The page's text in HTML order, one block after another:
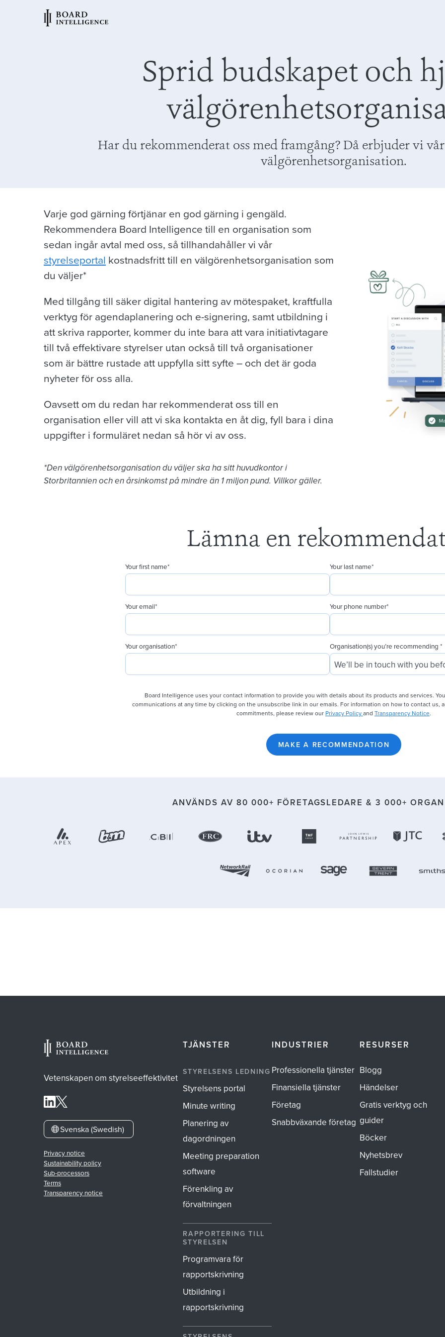
Sprid budskapet och
Har du rekommenderat oss med framgång? Då erbjuder vi
välgörenhetsorganisation.
Varje god gärning förtjänar en god gärning i gengäld.
Rekommendera Board Intelligence till en organisation som
sedan ingår avtal med oss, så tillhandahåller vi vår
styrelseportal kostnadsfritt till en välgörenhetsorganisation som
du väljer*
Med tillgång till säker digital hantering av mötespaket, kraftfulla
verktyg för agendaplanering och e-signering, samt utbildning i
att skriva rapporter, kommer du inte bara att vara initiativtagare
till två effektivare styrelser utan också till två organisationer
som är bättre rustade att uppfylla sitt syfte – och det är goda
nyheter för oss alla.
Oavsett om du redan har rekommenderat oss till en
organisation eller vill att vi ska kontakta en åt dig, fyll bara i dina
uppgifter i formuläret nedan så hör vi av oss.
*Den välgörenhetsorganisation du väljer ska ha sitt huvudkontor i
Storbritannien och en årsinkomst på mindre än 1 miljon pund. Villkor gäller.
Lämna en
Your first name* Your last name*
Your email* Your phone number*
Your organisation* Organisation(s) you’re recommending *
Board Intelligence uses your contact information to provide you with details about its products and services.
communications at any time by clicking on the unsubscribe link in our emails. For information on how to contact us,
commitments, please review our Privacy Policyand Transparency Notice.
ANVÄNDS AV 80 000+ FÖRETAGSLEDARE &3 000+
Vetenskapen om styrelseeffektivitet
Svenska (Swedish)
Privacy notice
Sustainability policy
Sub-processors
Terms
Transparency notice
TJÄNSTER
STYRELSENS LEDNING
Styrelsens portal
Minute writing
Planering av
dagordningen
Meeting preparation
software
Förenkling av
förvaltningen
RAPPORTERING TILL
STYRELSEN
Programvara för
rapportskrivning
Utbildning i
rapportskrivning
INDUSTRIER
Professionella tjänster
Finansiella tjänster
Företag
Snabbväxande företag
RESURSER
Blogg
Händelser
Gratis verktyg och
guider
Böcker
Nyhetsbrev
Fallstudier